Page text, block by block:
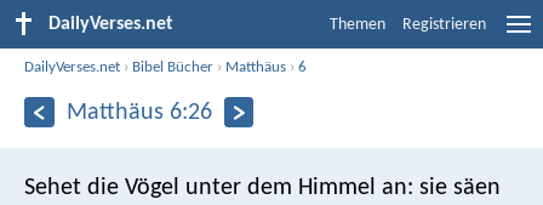
DailyVerses.net Themen Registrieren
DailyVerses.net › Bibel Bücher › Matthäus ›6
Matthäus 6:26
Sehet die Vögel unter dem Himmel an: sie säen